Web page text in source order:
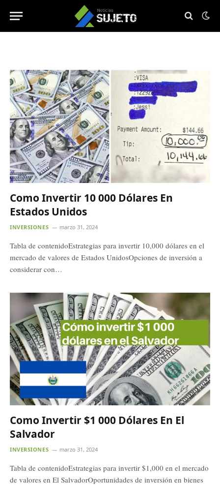
Como Invertir 10 000 Dólares En
Estados Unidos
INVERSIONES marzo 31, 2024
Tabla de contenidoEstrategias para invertir 10,000 dólares en el
mercado de valores de Estados UnidosOpciones de inversión a
considerar con…
Como Invertir $1 000 Dólares En El
Salvador
INVERSIONES marzo 31, 2024
Tabla de contenidoEstrategias para invertir $1,000 en el mercado
de valores en El SalvadorOportunidades de inversión en bienes